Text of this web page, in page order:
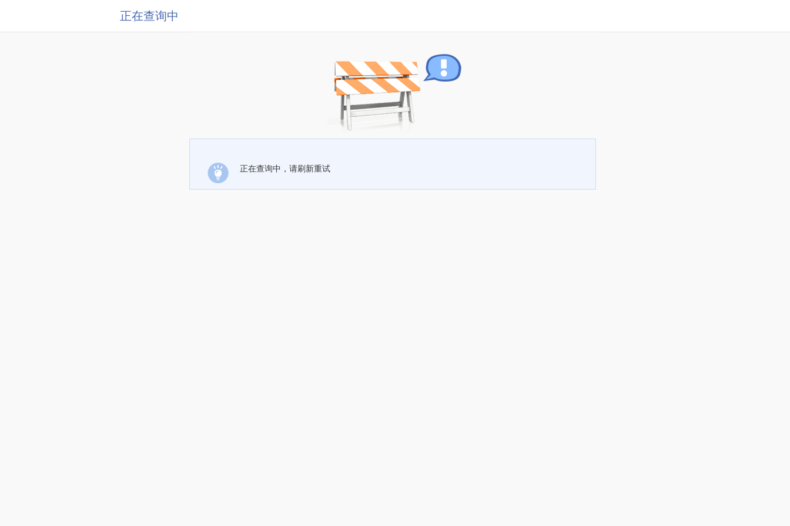
正在查询中
正在查询中，请刷新重试